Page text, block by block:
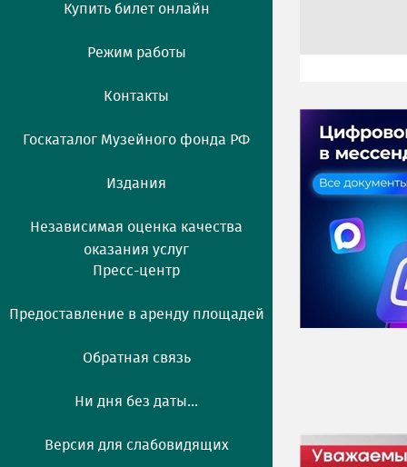
Купить билет онлайн
Режим работы
Контакты
Госкаталог Музейного фонда РФ
Издания
Независимая оценка качества
оказания услуг
Пресс-центр
Предоставление в аренду площадей
Обратная связь
Ни дня без даты...
Версия для слабовидящих